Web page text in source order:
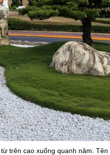
trên cao xuống quanh năm. Tên